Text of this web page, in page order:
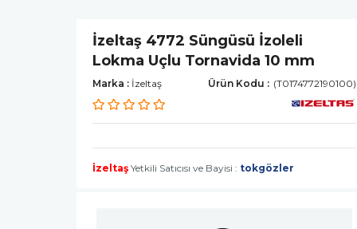
İzeltaş 4772 Süngüsü İzoleli
Lokma Uçlu Tornavida 10 mm
Marka : İzeltaş (T0174772190100)
İzeltaşYetkili Satıcısı ve Bayisi : tokgözler